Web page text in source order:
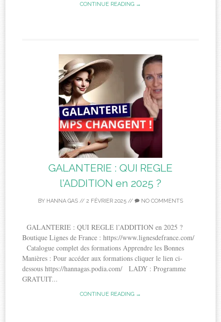
CONTINUE READING →
GALANTERIE : QUI REGLE
l’ADDITION en 2025 ?
BY HANNA GAS // 2 FÉVRIER 2025 // NO COMMENTS
GALANTERIE : QUI REGLE l’ADDITION en 2025 ?
Boutique Lignes de France : https://www.lignesdefrance.com/
Catalogue complet des formations Apprendre les Bonnes
Manières : Pour accéder aux formations cliquer le lien ci-
dessous https://hannagas.podia.com/ LADY : Programme
GRATUIT...
CONTINUE READING →